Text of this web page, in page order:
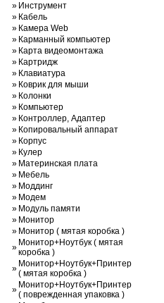
» Инструмент
» Кабель
» Камера Web
» Карманный компьютер
» Карта видеомонтажа
» Картридж
» Клавиатура
» Коврик для мыши
» Колонки
» Компьютер
» Контроллер, Адаптер
» Копировальный аппарат
» Корпус
» Кулер
» Материнская плата
» Мебель
» Моддинг
» Модем
» Модуль памяти
» Монитор
» Монитор ( мятая коробка )
» Монитор+Ноутбук ( мятая
коробка )
» Монитор+Ноутбук+Принтер
( мятая коробка )
» Монитор+Ноутбук+Принтер
( поврежденная упаковка )